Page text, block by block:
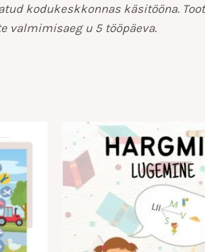
kodukeskkonnas käsitööna.
valmimisaeg u 5 tööpäeva.